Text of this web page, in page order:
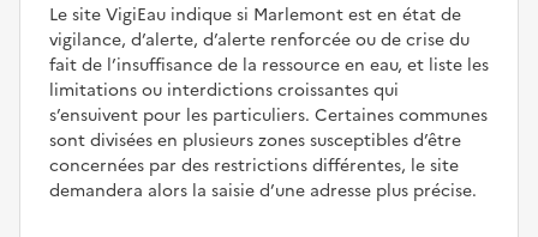
Le site VigiEau indique si Marlemont est en état de
vigilance, d’alerte, d’alerte renforcée ou de crise du
fait de l’insuffisance de la ressource en eau, et liste les
limitations ou interdictions croissantes qui
s’ensuivent pour les particuliers. Certaines communes
sont divisées en plusieurs zones susceptibles d’être
concernées par des restrictions différentes, le site
demandera alors la saisie d’une adresse plus précise.